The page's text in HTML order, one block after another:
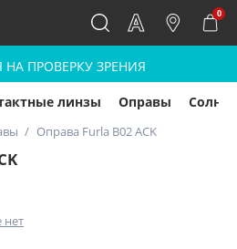
0
НА ПРОВЕРКУ ЗРЕНИЯ
линзы Оправы
Оправа Furla B02 ACK